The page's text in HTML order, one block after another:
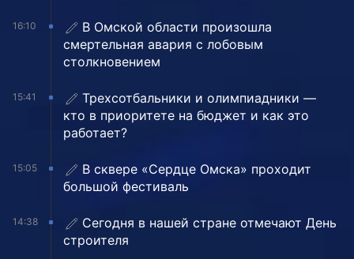
16:10
В Омской области произошла
смертельная авария с лобовым
столкновением
15:41
Трехсотбальники и олимпиадники —
кто в приоритете на бюджет и как это
работает?
15:05
В сквере «Сердце Омска» проходит
большой фестиваль
14:38
Сегодня в нашей стране отмечают День
строителя